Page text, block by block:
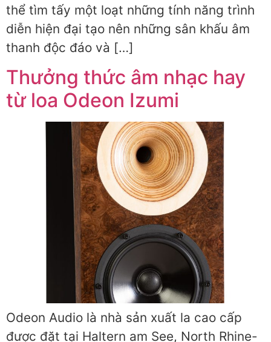
thể tìm tấy một loạt những tính năng trình
diễn hiện đại tạo nên những sân khấu âm
thanh độc đáo và […]
Thưởng thức âm nhạc hay
từ loa Odeon Izumi
Odeon Audio là nhà sản xuất la cao cấp
được đặt tại Haltern am See, North Rhine-